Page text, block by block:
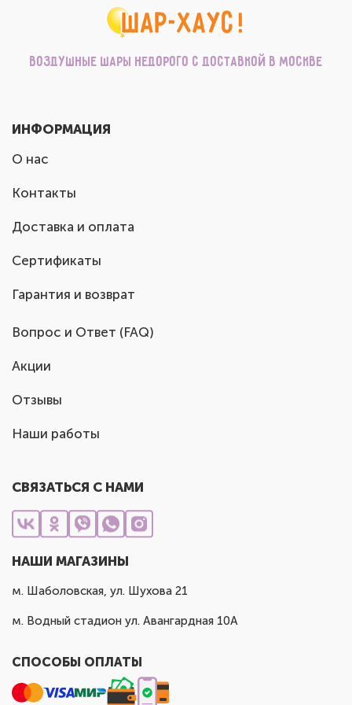
Воздушные шары недорого с доставкой в Москве
ИНФОРМАЦИЯ
О нас
Контакты
Доставка и оплата
Сертификаты
Гарантия и возврат
Вопрос и Ответ (FAQ)
Акции
Отзывы
Наши работы
СВЯЗАТЬСЯ С НАМИ
НАШИ МАГАЗИНЫ
м. Шаболовская, ул. Шухова 21
м. Водный стадион ул. Авангардная 10А
СПОСОБЫ ОПЛАТЫ